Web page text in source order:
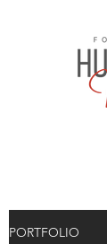
PORTFOLIO